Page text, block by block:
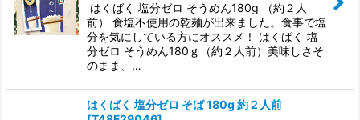
はくばく 塩分ゼロ そうめん180g （約２人
前） 食塩不使用の乾麺が出来ました。食事で塩
分を気にしている方にオススメ！ はくばく 塩
分ゼロ そうめん180ｇ（約２人前）美味しさそ
のまま、…
はくばく 塩分ゼロ そば 180g 約２人前